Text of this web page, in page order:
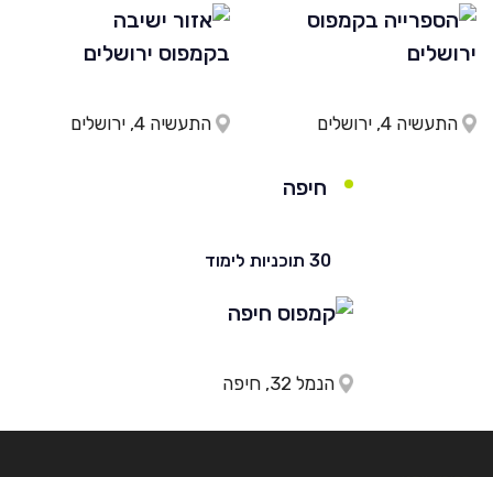
התעשיה 4, ירושלים התעשיה 4, ירושלים
חיפה
30 תוכניות לימוד
הנמל 32, חיפה